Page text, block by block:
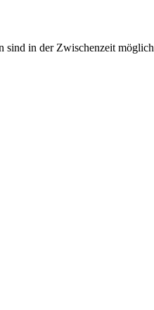
in der Zwischenzeit